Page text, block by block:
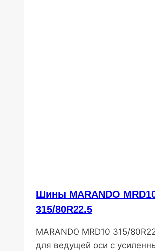
Шины MARANDO
315/80R22.5
MARANDO MRD10 315/
для ведущей оси с